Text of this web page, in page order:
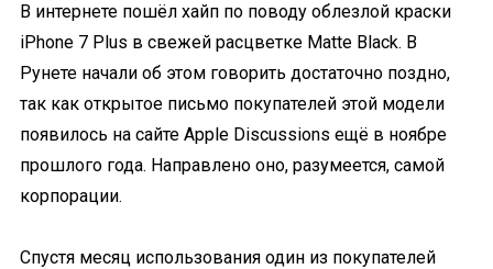
В интернете пошёл хайп по поводу облезлой краски
iPhone 7 Plus в свежей расцветке Matte Black. В
Рунете начали об этом говорить достаточно поздно,
так как открытое письмо покупателей этой модели
появилось на сайте Apple Discussions ещё в ноябре
прошлого года. Направлено оно, разумеется, самой
корпорации.
Спустя месяц использования один из покупателей